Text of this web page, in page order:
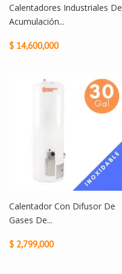
Calentadores Industriales De
Acumulación...
$ 14,600,000
Calentador Con Difusor De
Gases De...
$ 2,799,000